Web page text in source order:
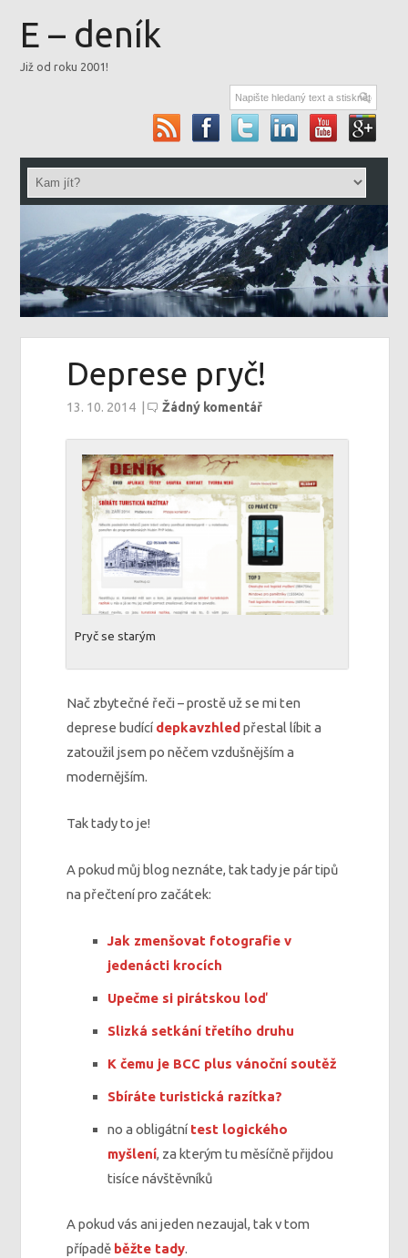
E – deník
Již od roku 2001!
Deprese pryč!
13. 10. 2014 | Žádný komentář
Pryč se starým
Nač zbytečné řeči – prostě už se mi ten
deprese budící depkavzhledpřestal líbit a
zatoužil jsem po něčem vzdušnějším a
modernějším.
Tak tady to je!
A pokud můj blog neznáte, tak tady je pár tipů
na přečtení pro začátek:
Jak zmenšovat fotografie v
jedenácti krocích
Upečme si pirátskou loď
Slizká setkání třetího druhu
K čemu je BCC plus vánoční soutěž
Sbíráte turistická razítka?
no a obligátní test logického
myšlení, za kterým tu měsíčně přijdou
tisíce návštěvníků
A pokud vás ani jeden nezaujal, tak v tom
případě běžte tady.